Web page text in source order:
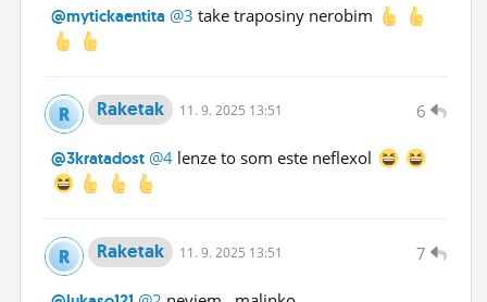
@mytickaentita @3 take traposiny nerobim
6
Raketak 11. 9. 2025 13:51
@3kratadost @4 lenze to som este neflexol
7
Raketak 11. 9. 2025 13:51